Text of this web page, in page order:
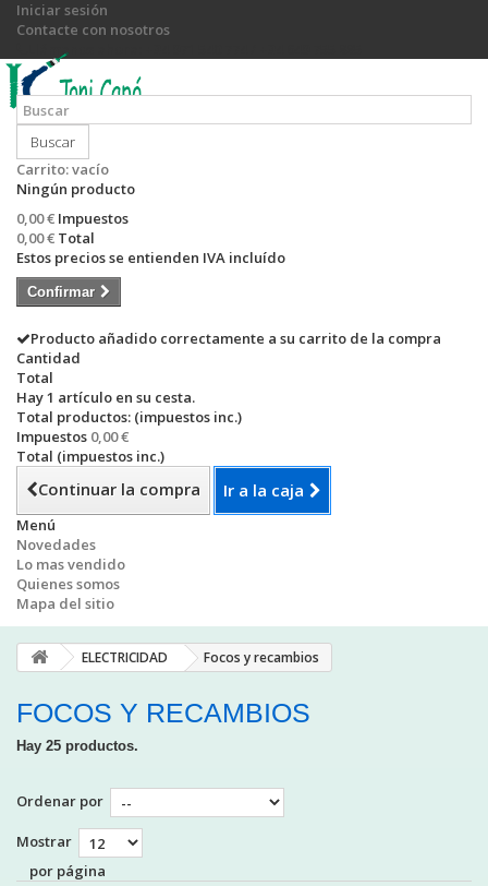
Iniciar sesión
Contacte con nosotros
Llámanos ahora:
Buscar
Carrito:vacío
Ningún producto
0,00 € Impuestos
0,00 € Total
Estos precios se entienden IVA incluído
Confirmar
Producto añadido correctamente a su carrito de la compra
Cantidad
Total
Hay 1 artículo en su cesta.
Total productos: (impuestos inc.)
Impuestos 0,00 €
Total (impuestos inc.)
Continuar la compra Ir a la caja
Menú
Novedades
Lo mas vendido
Quienes somos
Mapa del sitio
ELECTRICIDAD Focos y recambios
FOCOS Y RECAMBIOS
Hay 25 productos.
Ordenar por
Mostrar
por página